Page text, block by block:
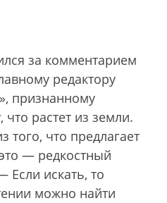
за комментарием
редактору
признанному
что растет из земли.
того, что предлагает
— редкостный
искать, то
можно найти